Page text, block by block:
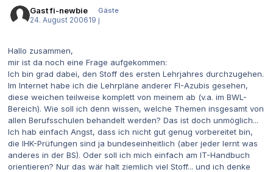
Gast fi-newbie
Gäste
24. August 200619 j
Hallo zusammen,
mir ist da noch eine Frage aufgekommen:
Ich bin grad dabei, den Stoff des ersten Lehrjahres durchzugehen.
Im Internet habe ich die Lehrpläne anderer FI-Azubis gesehen,
diese weichen teilweise komplett von meinem ab (v.a. im BWL-
Bereich). Wie soll ich denn wissen, welche Themen insgesamt von
allen Berufsschulen behandelt werden? Das ist doch unmöglich...
Ich hab einfach Angst, dass ich nicht gut genug vorbereitet bin,
die IHK-Prüfungen sind ja bundeseinheitlich (aber jeder lernt was
anderes in der BS). Oder soll ich mich einfach am IT-Handbuch
orientieren? Nur das wär halt ziemlich viel Stoff... und ich denke